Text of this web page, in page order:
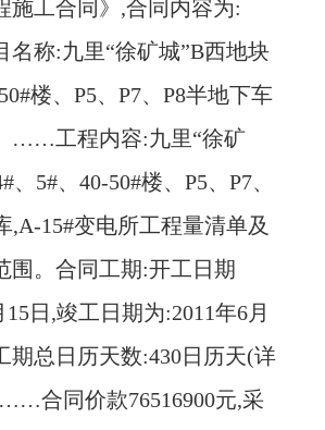
施工合同》,合同内容为:
称:九里“徐矿城”B西地块
楼、P5、P7、P8半地下车
……工程内容:九里“徐矿
、5#、40-50#楼、P5、P7、
,A-15#变电所工程量清单及
围。合同工期:开工日期
15日,竣工日期为:2011年6月
期总日历天数:430日历天(详
合同价款76516900元,采